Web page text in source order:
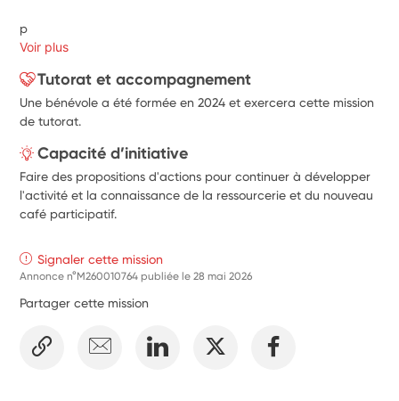
p
Voir plus
Tutorat et accompagnement
Une bénévole a été formée en 2024 et exercera cette mission
de tutorat.
Capacité d’initiative
Faire des propositions d'actions pour continuer à développer
l'activité et la connaissance de la ressourcerie et du nouveau
café participatif.
Signaler cette mission
Annonce n°M260010764 publiée le28 mai 2026
Partager cette mission